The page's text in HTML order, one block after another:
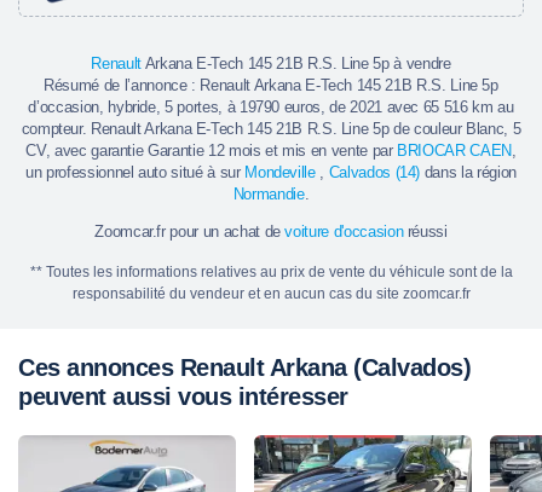
RenaultArkana E-Tech 145 21B R.S. Line 5p à vendre
Résumé de l’annonce : Renault Arkana E-Tech 145 21B R.S. Line 5p
d’occasion, hybride, 5 portes, à 19790 euros, de 2021 avec 65 516 km au
compteur. Renault Arkana E-Tech 145 21B R.S. Line 5p de couleur Blanc, 5
CV, avec garantie Garantie 12 mois et mis en vente par BRIOCAR CAEN,
un professionnel auto situé à sur Mondeville, Calvados (14) dans la région
Normandie.
Zoomcar.fr pour un achat devoiture d'occasionréussi
** Toutes les informations relatives au prix de vente du véhicule sont de la
responsabilité du vendeur et en aucun cas du site zoomcar.fr
Ces annonces Renault Arkana (Calvados)
peuvent aussi vous intéresser